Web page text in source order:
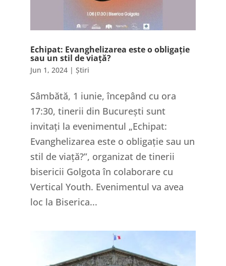
Echipat: Evanghelizarea este o obligație
sau un stil de viață?
Jun 1, 2024| Știri
Sâmbătă, 1 iunie, începând cu ora
17:30, tinerii din București sunt
invitați la evenimentul „Echipat:
Evanghelizarea este o obligație sau un
stil de viață?”, organizat de tinerii
bisericii Golgota în colaborare cu
Vertical Youth. Evenimentul va avea
loc la Biserica...